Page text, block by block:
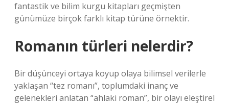
fantastik ve bilim kurgu kitapları geçmişten
günümüze birçok farklı kitap türüne örnektir.
Romanın türleri nelerdir?
Bir düşünceyi ortaya koyup olaya bilimsel verilerle
yaklaşan “tez romanı”, toplumdaki inanç ve
gelenekleri anlatan “ahlaki roman”, bir olayı eleştirel